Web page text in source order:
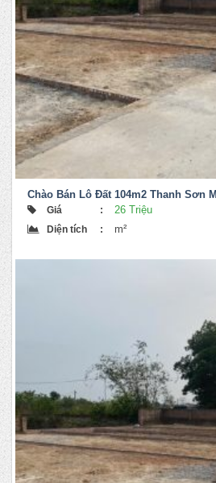
Chào Bán Lô Đất 104m2 Thanh Sơn
Giá : 26 Triệu
Diện tích : m²